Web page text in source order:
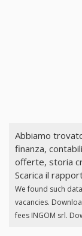
Abbiamo
finanza,
offerte, storia
Scarica il
We found such
vacancies.
fees INGOM srl.